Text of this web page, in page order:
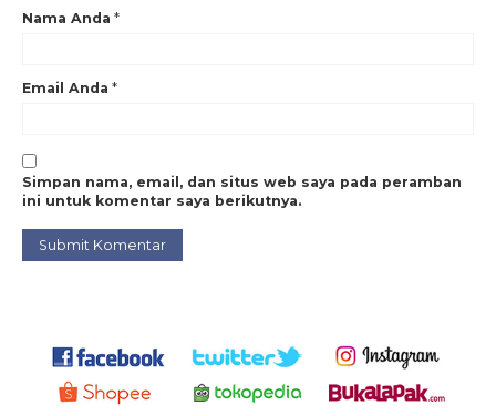
Nama Anda *
Email Anda *
Simpan nama, email, dan situs web saya pada peramban
ini untuk komentar saya berikutnya.